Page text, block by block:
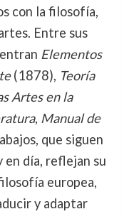
con la filosofía,
Entre sus
Elementos
(1878), Teoría
Artes en la
, Manual de
que siguen
en día, reflejan su
europea,
y adaptar